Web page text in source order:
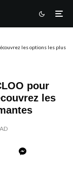
les options les plus
pour
les